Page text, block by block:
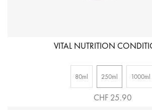
VITAL NUTRITION
80ml 250ml 1000ml
CHF 25.90